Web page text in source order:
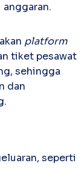
platform
tiket pesawat
sehingga
dan
seperti